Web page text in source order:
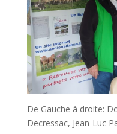
De Gauche à droite:
Decressac, Jean-Luc